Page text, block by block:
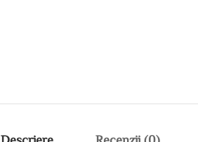
Descriere Recenzii (0)